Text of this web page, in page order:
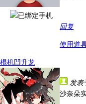
回复
使用道
棍机凹升龙
发表
沙奈朵